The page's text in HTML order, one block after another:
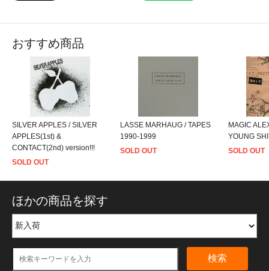
おすすめ商品
SILVER APPLES / SILVER
APPLES(1st) &
CONTACT(2nd) version!!!
SOLD OUT
LASSE MARHAUG / TAPES
1990-1999
SOLD OUT
MAGIC
YOUNG
SOLD OUT
ほかの商品を探す
検索